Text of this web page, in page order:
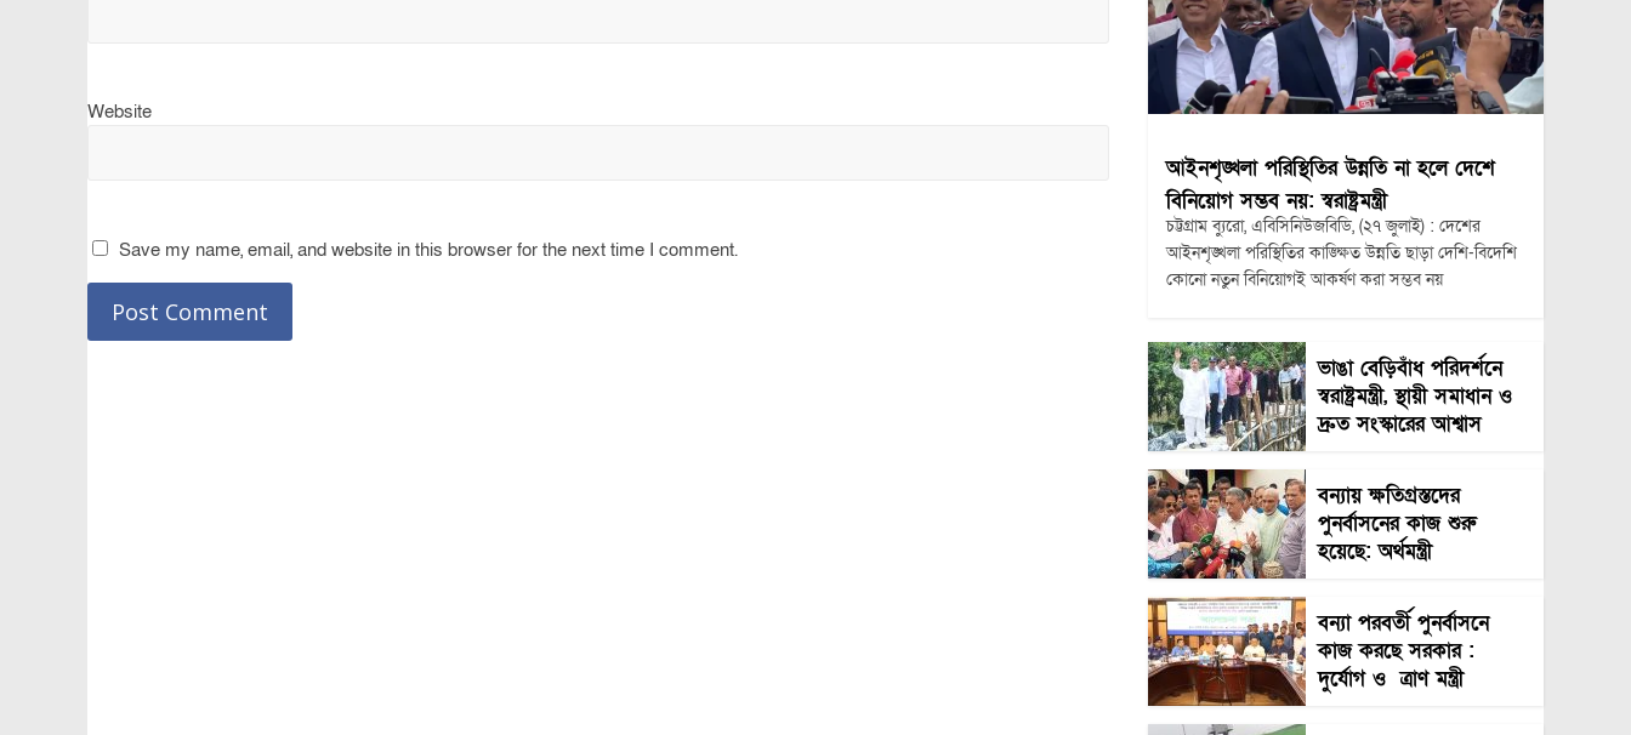
Website
Save my name, email, and website in this browser for the next time I comment.
আইনশৃঙ্খলা পরিস্থিতির উন্নতি না হলে দেশে
বিনিয়োগ সম্ভব নয়: স্বরাষ্ট্রমন্ত্রী
চট্টগ্রাম ব্যুরো, এবিসিনিউজবিডি, (২৭ জুলাই) : দেশের
আইনশৃঙ্খলা পরিস্থিতির কাঙ্ক্ষিত উন্নতি ছাড়া দেশি-বিদেশি
কোনো নতুন বিনিয়োগই আকর্ষণ করা সম্ভব নয়
ভাঙা বেড়িবাঁধ পরিদর্শনে
স্বরাষ্ট্রমন্ত্রী, স্থায়ী সমাধান ও
দ্রুত সংস্কারের আশ্বাস
বন্যায় ক্ষতিগ্রস্তদের
পুনর্বাসনের কাজ শুরু
হয়েছে: অর্থমন্ত্রী
বন্যা পরবর্তী পুনর্বাসনে
কাজ করছে সরকার :
দুর্যোগ ও ত্রাণ মন্ত্রী